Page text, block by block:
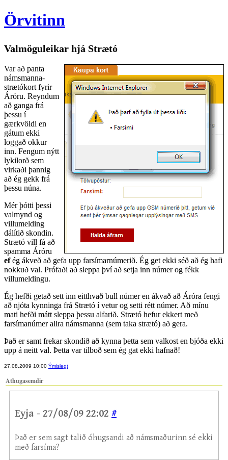
Örvitinn
Valmöguleikar hjá Strætó
Var að panta
námsmanna-
strætókort fyrir
Áróru. Reyndum
að ganga frá
þessu í
gærkvöldi en
gátum ekki
loggað okkur
inn. Fengum nýtt
lykilorð sem
virkaði þannig
að ég gekk frá
þessu núna.
Mér þótti þessi
valmynd og
villumelding
dálítið skondin.
Strætó vill fá að
spamma Áróru
efég ákveð að gefa upp farsímarnúmerið. Ég get ekki séð að ég hafi
nokkuð val. Prófaði að sleppa því að setja inn númer og fékk
villumeldingu.
Ég hefði getað sett inn eitthvað bull númer en ákvað að Áróra fengi
að njóta kynninga frá Strætó í vetur og setti rétt númer. Að mínu
mati hefði mátt sleppa þessu alfarið. Strætó hefur ekkert með
farsímanúmer allra námsmanna (sem taka strætó) að gera.
Það er samt frekar skondið að kynna þetta sem valkost en bjóða ekki
upp á neitt val. Þetta var tilboð sem ég gat ekki hafnað!
27.08.2009 10:00 Ýmislegt
Athugasemdir
Eyja - 27/08/09 22:02 #
Það er sem sagt talið óhugsandi að námsmaðurinn sé ekki
með farsíma?